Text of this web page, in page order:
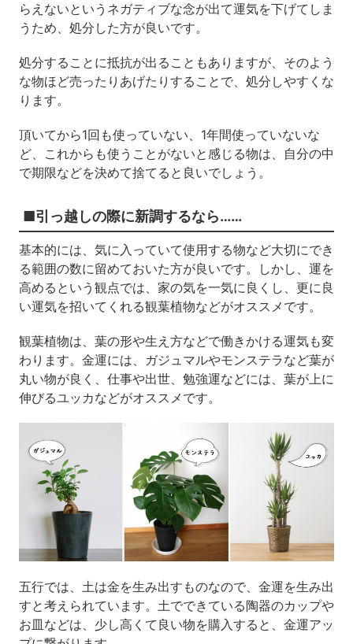
らえないというネガティブな念が出て運気を下げてしま
うため、処分した方が良いです。
処分することに抵抗が出ることもありますが、そのよう
な物ほど売ったりあげたりすることで、処分しやすくな
ります。
頂いてから1回も使っていない、1年間使っていないな
ど、これからも使うことがないと感じる物は、自分の中
で期限などを決めて捨てると良いでしょう。
■引っ越しの際に新調するなら……
基本的には、気に入っていて使用する物など大切にでき
る範囲の数に留めておいた方が良いです。しかし、運を
高めるという観点では、家の気を一気に良くし、更に良
い運気を招いてくれる観葉植物などがオススメです。
観葉植物は、葉の形や生え方などで働きかける運気も変
わります。金運には、ガジュマルやモンステラなど葉が
丸い物が良く、仕事や出世、勉強運などには、葉が上に
伸びるユッカなどがオススメです。
五行では、土は金を生み出すものなので、金運を生み出
すと考えられています。土でできている陶器のカップや
お皿などは、少し高くて良い物を購入すると、金運アッ